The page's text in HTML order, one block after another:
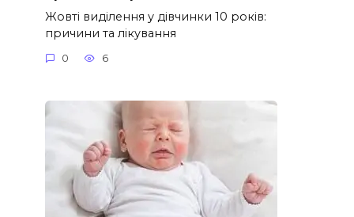
Жовті виділення у дівчинки 10 років:
причини та лікування
0 6